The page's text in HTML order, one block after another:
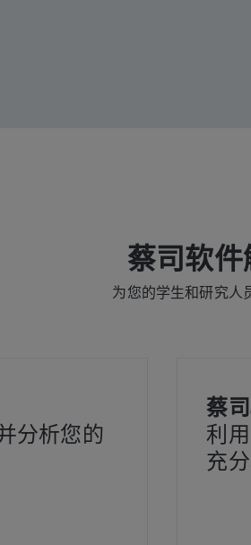
蔡司软
为您的学生和研究人
分析您的
蔡
利
充